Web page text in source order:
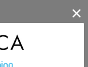
ます。）は、河淳株
いいます。）が提供
条の定めに従い入会